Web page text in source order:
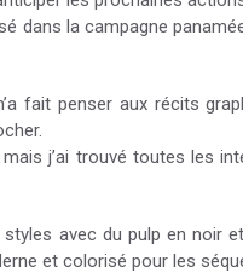
la campagne
fait penser aux récits
j’ai trouvé toutes les
avec du pulp en noir
et colorisé pour les